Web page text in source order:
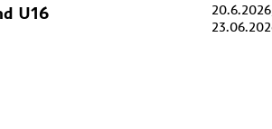
U16